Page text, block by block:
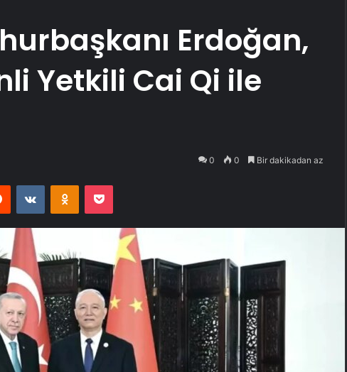
Erdoğan,
Yetkili Cai Qi ile
0 0 Bir dakikadan az
Reddit VKontakteOdnoklassniki
Pocket